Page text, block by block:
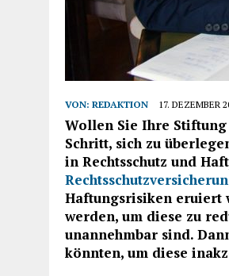
VON: REDAKTION 17. DEZEMBER
Wollen Sie Ihre
Schritt, sich zu
in Rechtsschutz und
Haftungsrisiken eruiert
werden, um diese zu
unannehmbar sind.
könnten, um diese